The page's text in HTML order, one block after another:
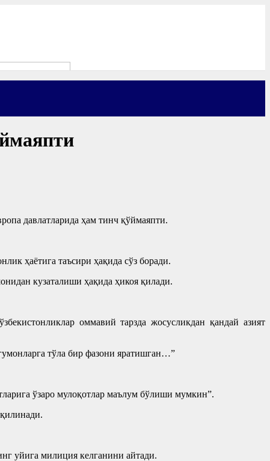
давлатларида ҳам тинч қўймаяпти.
ҳаётига таъсири ҳақида сўз боради.
кузаталиши ҳақида ҳикоя қилади.
оммавий тарзда жосусликдан қандай азият
тўла бир фазони яратишган…”
ўзаро мулоқотлар маълум бўлиши мумкин”.
уйига милиция келганини айтади.